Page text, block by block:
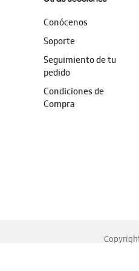
Conócenos
Soporte
Seguimiento de tu
pedido
Condiciones de
Compra